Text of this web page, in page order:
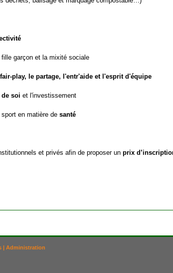
fille garçon et la mixité sociale
play, le partage, l'entr'aide et l'esprit d'équipe
de soi et l'investissement
en matière de santé
et privés afin de proposer un prix
| Administration